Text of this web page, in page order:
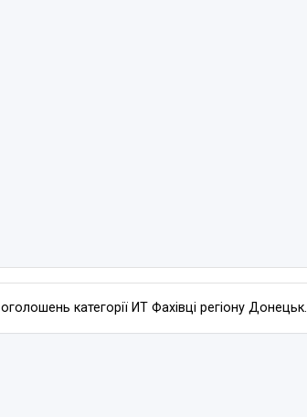
категорії ИТ Фахівці регіону Донецьк.